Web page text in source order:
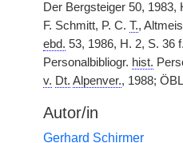
Der Bergsteiger 50, 1983,
F. Schmitt, P. C. T.,
ebd. 53, 1986, H. 2, S. 36
Personalbibliogr. hist.
v. Dt. Alpenver., 1988; ÖBL
Autor/in
Gerhard Schirmer